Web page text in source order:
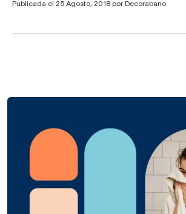
Publicada el 25 Agosto, 2018 por Decorabano.